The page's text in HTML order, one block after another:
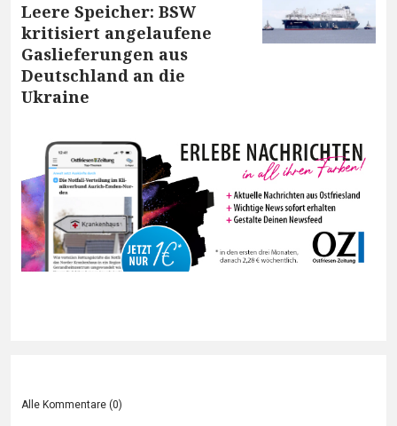
Leere Speicher: BSW
kritisiert angelaufene
Gaslieferungen aus
Deutschland an die
Ukraine
Alle Kommentare (0)